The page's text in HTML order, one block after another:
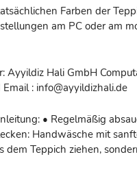
Farben der
am PC oder am
Ayyildiz Hali GmbH
: info@ayyildizhali.de
• Regelmäßig
Handwäsche mit
dem Teppich ziehen,